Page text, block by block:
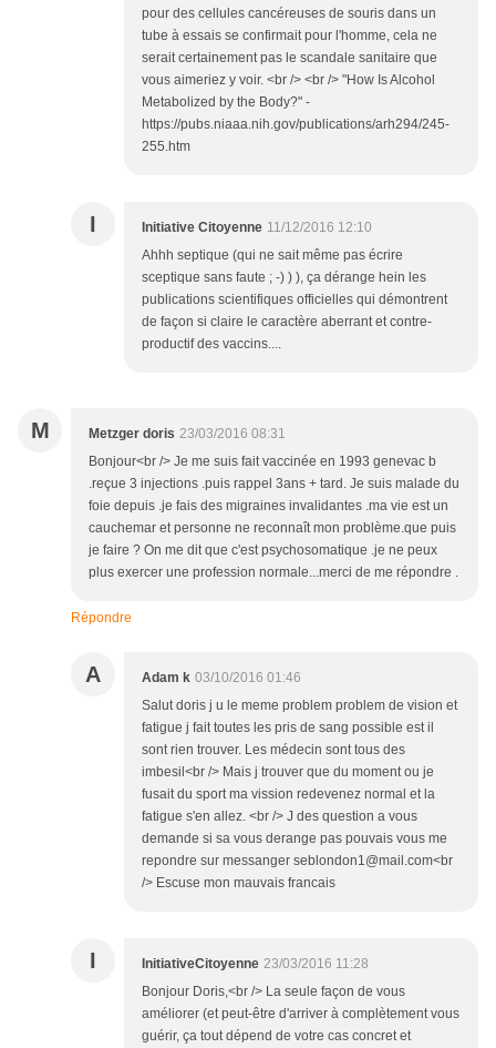
pour des cellules cancéreuses de souris dans un
tube à essais se confirmait pour l'homme, cela ne
serait certainement pas le scandale sanitaire que
vous aimeriez y voir. <br /> <br /> "How Is Alcohol
Metabolized by the Body?" -
https://pubs.niaaa.nih.gov/publications/arh294/245-
255.htm
I Initiative Citoyenne 11/12/2016 12:10
Ahhh septique (qui ne sait même pas écrire
sceptique sans faute ; -) ) ), ça dérange hein les
publications scientifiques officielles qui démontrent
de façon si claire le caractère aberrant et contre-
productif des vaccins....
M Metzger doris 23/03/2016 08:31
Bonjour<br /> Je me suis fait vaccinée en 1993 genevac b
.reçue 3 injections .puis rappel 3ans + tard. Je suis malade du
foie depuis .je fais des migraines invalidantes .ma vie est un
cauchemar et personne ne reconnaît mon problème.que puis
je faire ? On me dit que c'est psychosomatique .je ne peux
plus exercer une profession normale...merci de me répondre .
Répondre
A Adam k 03/10/2016 01:46
Salut doris j u le meme problem problem de vision et
fatigue j fait toutes les pris de sang possible est il
sont rien trouver. Les médecin sont tous des
imbesil<br /> Mais j trouver que du moment ou je
fusait du sport ma vission redevenez normal et la
fatigue s'en allez. <br /> J des question a vous
demande si sa vous derange pas pouvais vous me
repondre sur messanger seblondon1@mail.com<br
/> Escuse mon mauvais francais
I InitiativeCitoyenne 23/03/2016 11:28
Bonjour Doris,<br /> La seule façon de vous
améliorer (et peut-être d'arriver à complètement vous
guérir, ça tout dépend de votre cas concret et